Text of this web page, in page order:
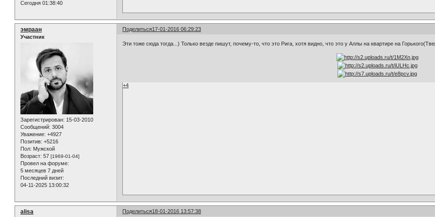
Сегодня 01:38:40
Поделиться17-01-2016 06:29:23
эмраан
Участник
Зарегистрирован: 15-03-2010
Сообщений: 3004
Уважение: +4927
Позитив: +5216
Пол: Мужской
Возраст: 57 [1969-01-04]
Провел на форуме:
5 месяцев 7 дней
Последний визит:
04-11-2025 13:00:32
Эти тоже сюда тогда...) Только везде пишут, почему-то, что это Рига, хотя видно, что это у Аллы на квартире на
+4
Поделиться18-01-2016 13:57:38
alisa